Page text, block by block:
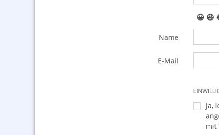
😀 😆
Name
E-Mail
Ja,
mit